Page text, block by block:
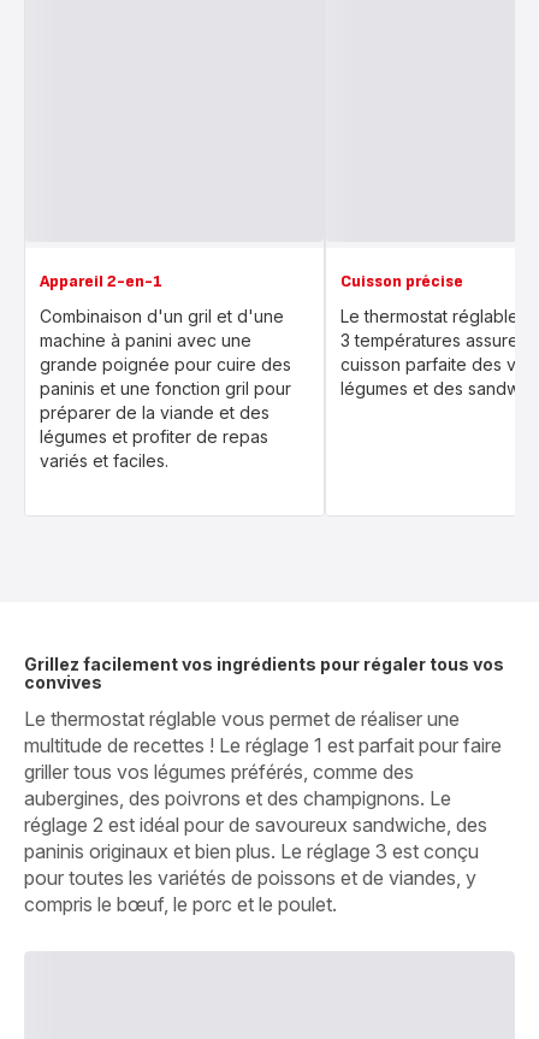
Appareil 2-en-1
Combinaison d'un gril et d'une
machine à panini avec une
grande poignée pour cuire des
paninis et une fonction gril pour
préparer de la viande et des
légumes et profiter de repas
variés et faciles.
Cuisson précise
Le thermostat réglable
3 températures assure
cuisson parfaite des
légumes et des
Grillez facilement vos ingrédients pour régaler tous vos
convives
Le thermostat réglable vous permet de réaliser une
multitude de recettes ! Le réglage 1 est parfait pour faire
griller tous vos légumes préférés, comme des
aubergines, des poivrons et des champignons. Le
réglage 2 est idéal pour de savoureux sandwiche, des
paninis originaux et bien plus. Le réglage 3 est conçu
pour toutes les variétés de poissons et de viandes, y
compris le bœuf, le porc et le poulet.